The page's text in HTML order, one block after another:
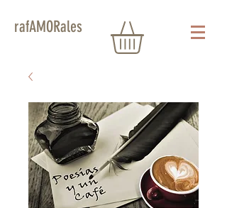
rafAMORales